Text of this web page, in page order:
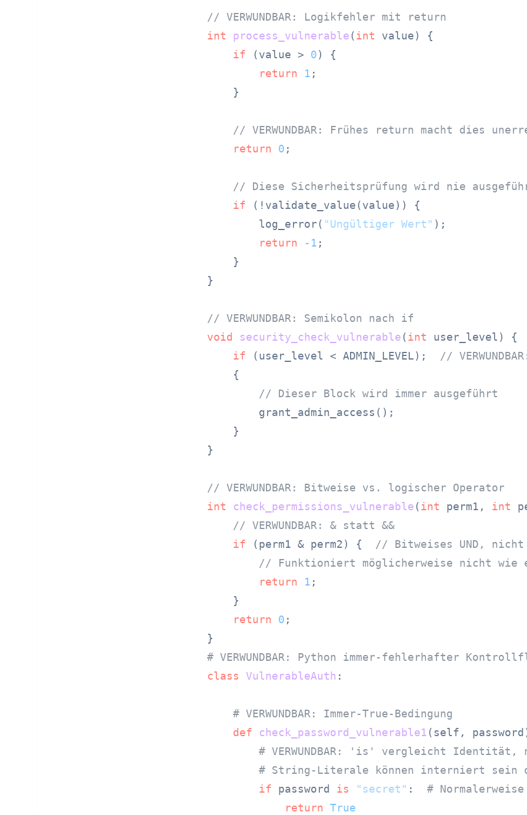
// VERWUNDBAR: Logikfehler mit return
int
process_vulnerable(int value)
{
if (value > 0) {
return
1 ;
    }
// VERWUNDBAR: Frühes return macht dies
return
0 ;
// Diese Sicherheitsprüfung wird nie
if (!validate_value(value)) {
        log_error(
"Ungültiger Wert" );
return
-1 ;
    }
}
// VERWUNDBAR: Semikolon nach if
void
security_check_vulnerable(int user_level)
{
if (user_level < ADMIN_LEVEL); //
    {
// Dieser Block wird immer ausgeführt
        grant_admin_access();
    }
}
// VERWUNDBAR: Bitweise vs. logischer Operator
int
check_permissions_vulnerable(int perm1, int
// VERWUNDBAR: & statt &&
if (perm1 & perm2) { // Bitweises UND,
// Funktioniert möglicherweise nicht wie
return
1 ;
    }
return
0 ;
# VERWUNDBAR: Python immer-fehlerhafter
class
VulnerableAuth :
# VERWUNDBAR: Immer-True-Bedingung
def
check_password_vulnerable1( self, password
# VERWUNDBAR: 'is' vergleicht
# String-Literale können interniert sein
if password is "secret" : #
return True